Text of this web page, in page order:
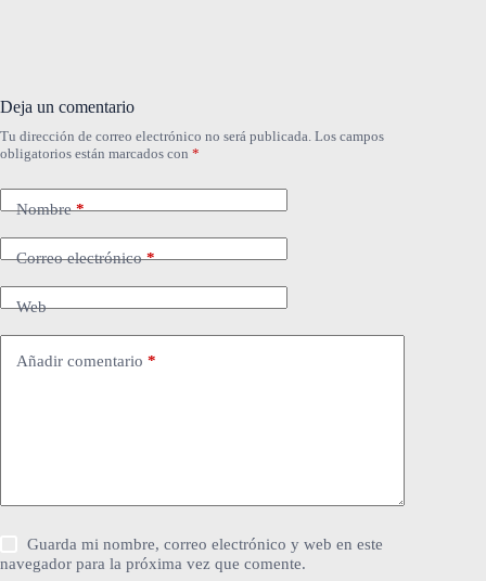
Deja un comentario
Tu dirección de correo electrónico no será publicada. Los campos
obligatorios están marcados con *
Nombre*
Correo electrónico*
Web
Añadir comentario *
Guarda mi nombre, correo electrónico y web en este
navegador para la próxima vez que comente.